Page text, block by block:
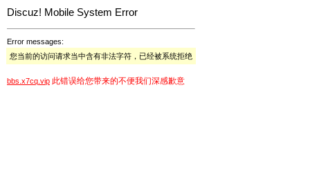
Discuz! Mobile System Error
Error messages:
您当前的访问请求当中含有非法字符，已经被系统拒绝
bbs.x7cq.vip 此错误给您带来的不便我们深感歉意